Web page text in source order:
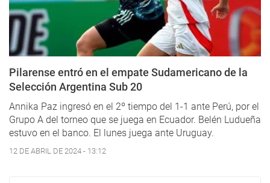
Pilarense entró en el empate Sudamericano de la
Selección Argentina Sub 20
Annika Paz ingresó en el 2º tiempo del 1-1 ante Perú, por el
Grupo A del torneo que se juega en Ecuador. Belén Ludueña
estuvo en el banco. El lunes juega ante Uruguay.
12 DE ABRIL DE 2024 - 13:12